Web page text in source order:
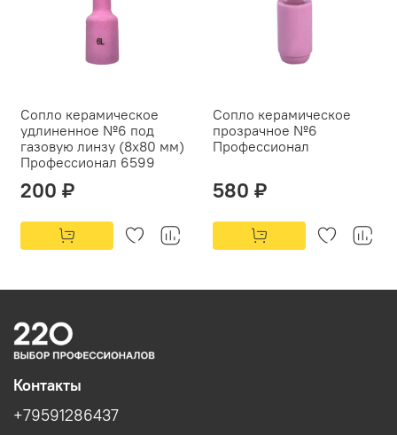
Сопло керамическое
удлиненное №6 под
газовую линзу (8х80 мм)
Профессионал 6599
200 ₽
Сопло керамическое
прозрачное №6
Профессионал
580 ₽
Контакты
+79591286437